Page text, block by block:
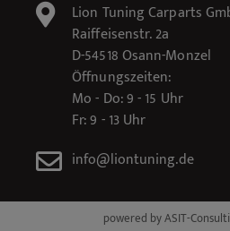
Lion Tuning Carparts
Raiffeisenstr. 2a
D-54518 Osann-Monzel
Öffnungszeiten:
Mo - Do: 9 - 15 Uhr
Fr: 9 - 13 Uhr
info@liontuning.de
powered by ASIT-